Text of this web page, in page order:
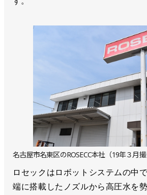
名古屋市名東区のROSECC本社（19年３月撮
ロセックはロボットシステムの中
端に搭載したノズルから高圧水を